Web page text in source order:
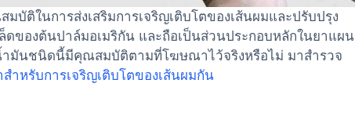
ติในการส่งเสริมการเจริญเติบโตของเส้นผมและปรับปรุง
ของต้นปาล์มอเมริกัน และถือเป็นส่วนประกอบหลักในยาแผน
มันชนิดนี้มีคุณสมบัติตามที่โฆษณาไว้จริงหรือไม่ มาสำรวจ
ำหรับการเจริญเติบโตของเส้นผมกัน